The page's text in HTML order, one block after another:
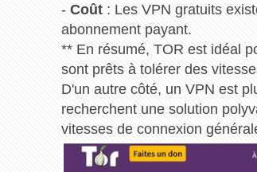
- Coût: Les VPN gratuits
abonnement payant.
** En résumé, TOR est idéal
sont prêts à tolérer des
D'un autre côté, un VPN est
recherchent une solution
vitesses de connexion